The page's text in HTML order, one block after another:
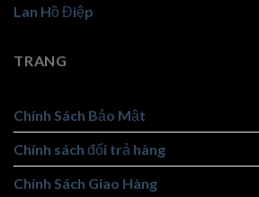
Lan Hồ Điệp
TRANG
Chính Sách Bảo Mật
Chính sách đổi trả hàng
Chính Sách Giao Hàng